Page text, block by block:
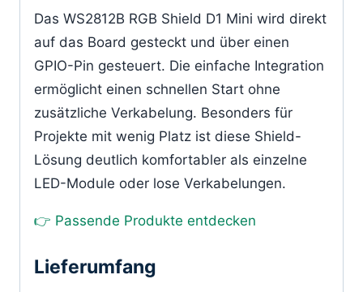
Das WS2812B RGB Shield D1 Mini wird direkt
auf das Board gesteckt und über einen
GPIO-Pin gesteuert. Die einfache Integration
ermöglicht einen schnellen Start ohne
zusätzliche Verkabelung. Besonders für
Projekte mit wenig Platz ist diese Shield-
Lösung deutlich komfortabler als einzelne
LED-Module oder lose Verkabelungen.
👉 Passende Produkte entdecken
Lieferumfang